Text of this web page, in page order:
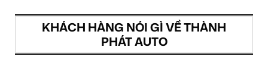
KHÁCH HÀNG NÓI GÌ VỀ THÀNH
PHÁT AUTO